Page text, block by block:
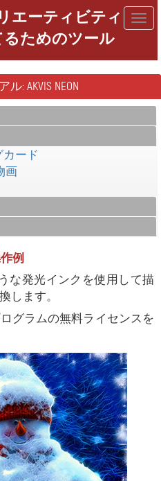
エーティビティ
ためのツール
: AKVIS NEON
ード
画
例
な発光インクを使用して描
します。
グラムの無料ライセンスを